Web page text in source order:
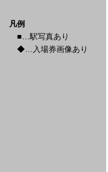
凡例
■…駅写真あり
◆…入場券画像あり